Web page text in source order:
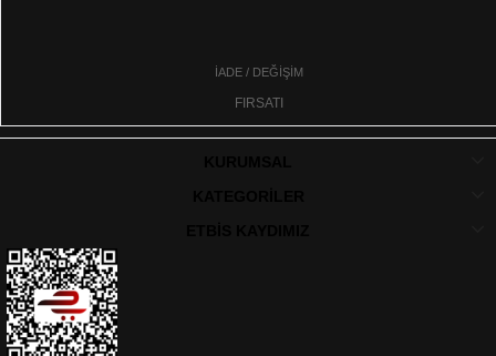
İADE / DEĞİŞİM
FIRSATI